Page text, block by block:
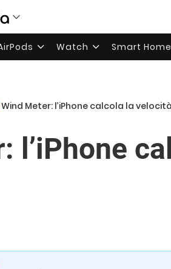
Watch Smart Home
Wind Meter: l’iPhone calcola la
l’iPhone